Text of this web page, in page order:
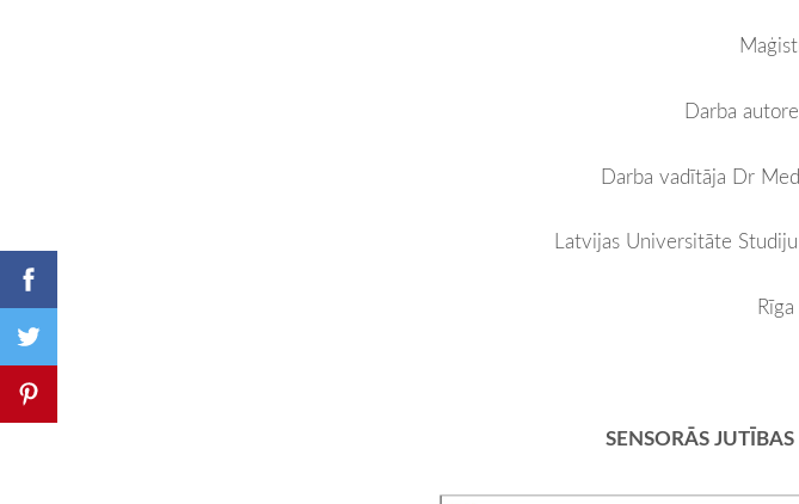
Darba
Darba vadītāja Dr
Latvijas Universitāte
SENSORĀS